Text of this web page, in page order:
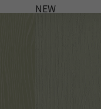
NEW